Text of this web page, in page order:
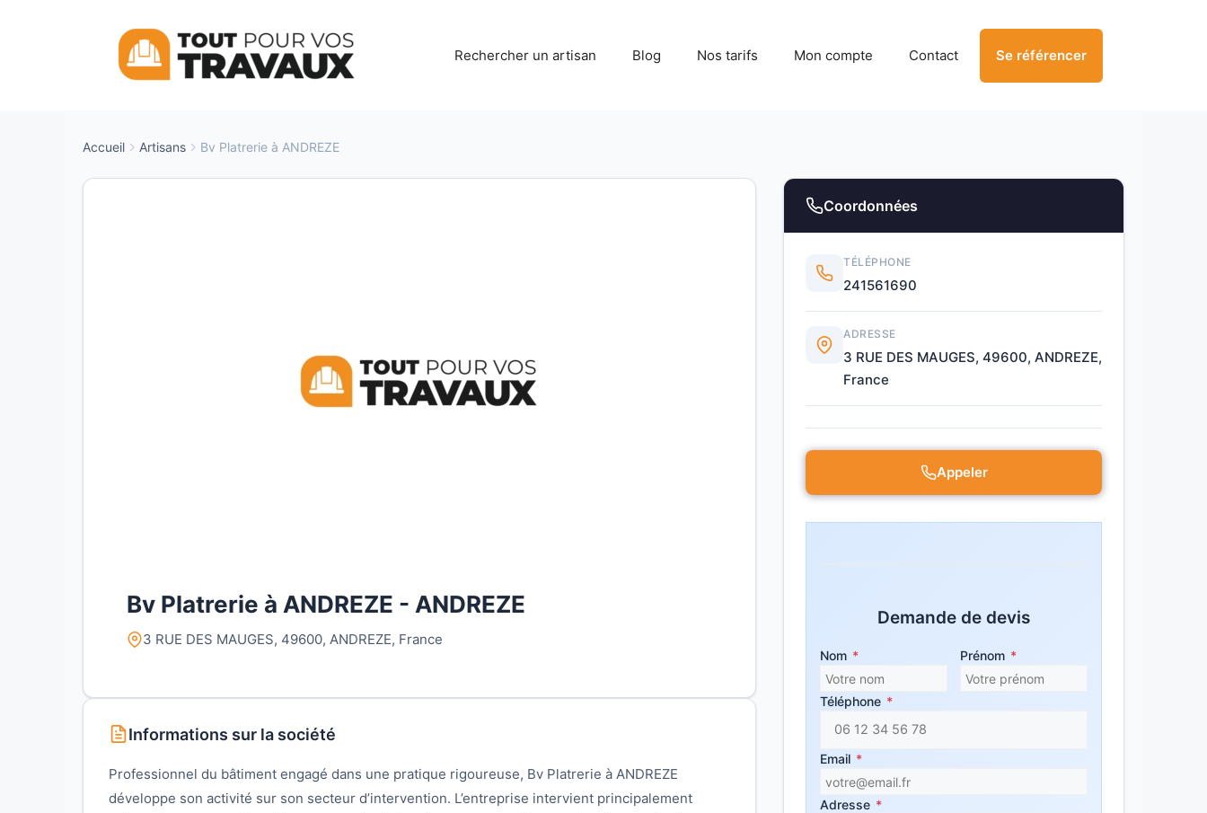
Rechercher un artisan Blog Nos tarifs Mon compte Contact Se référencer
Accueil Artisans Bv Platrerie à ANDREZE
Bv Platrerie à ANDREZE - ANDREZE
3 RUE DES MAUGES, 49600, ANDREZE, France
Informations sur la société
Professionnel du bâtiment engagé dans une pratique rigoureuse, Bv Platrerie à ANDREZE
développe son activité sur son secteur d’intervention. L’entreprise intervient principalement
Coordonnées
TÉLÉPHONE
241561690
ADRESSE
3 RUE DES MAUGES, 49600, ANDREZE,
France
Appeler
Demande de devis
Nom * Prénom *
Téléphone *
Email *
Adresse *